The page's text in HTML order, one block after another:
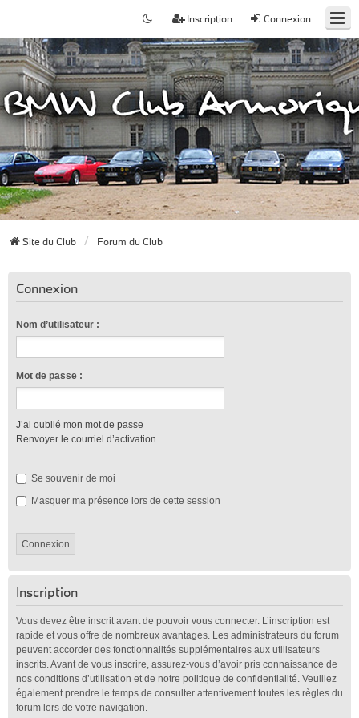
Connexion
Inscription
Site du Club Forum du Club
Connexion
Nom d’utilisateur :
Mot de passe :
J’ai oublié mon mot de passe
Renvoyer le courriel d’activation
Se souvenir de moi
Masquer ma présence lors de cette session
Inscription
Vous devez être inscrit avant de pouvoir vous connecter. L’inscription est
rapide et vous offre de nombreux avantages. Les administrateurs du forum
peuvent accorder des fonctionnalités supplémentaires aux utilisateurs
inscrits. Avant de vous inscrire, assurez-vous d’avoir pris connaissance de
nos conditions d’utilisation et de notre politique de confidentialité. Veuillez
également prendre le temps de consulter attentivement toutes les règles du
forum lors de votre navigation.